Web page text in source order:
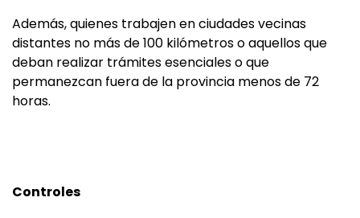
Además, quienes trabajen en ciudades vecinas
distantes no más de 100 kilómetros o aquellos que
deban realizar trámites esenciales o que
permanezcan fuera de la provincia menos de 72
horas.
Controles